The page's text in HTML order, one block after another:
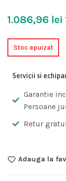
1.086,96 lei
Stoc epuizat
Servicii si
Garantie
Persoane
Retur
Adauga la